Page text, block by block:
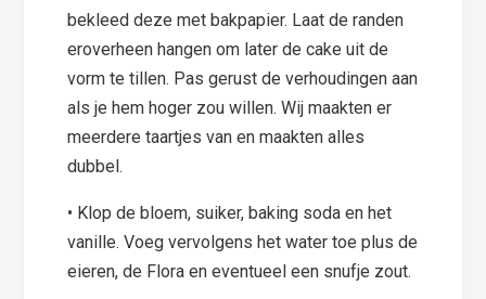
bekleed deze met bakpapier. Laat de randen
eroverheen hangen om later de cake uit de
vorm te tillen. Pas gerust de verhoudingen aan
als je hem hoger zou willen. Wij maakten er
meerdere taartjes van en maakten alles
dubbel.
• Klop de bloem, suiker, baking soda en het
vanille. Voeg vervolgens het water toe plus de
eieren, de Flora en eventueel een snufje zout.